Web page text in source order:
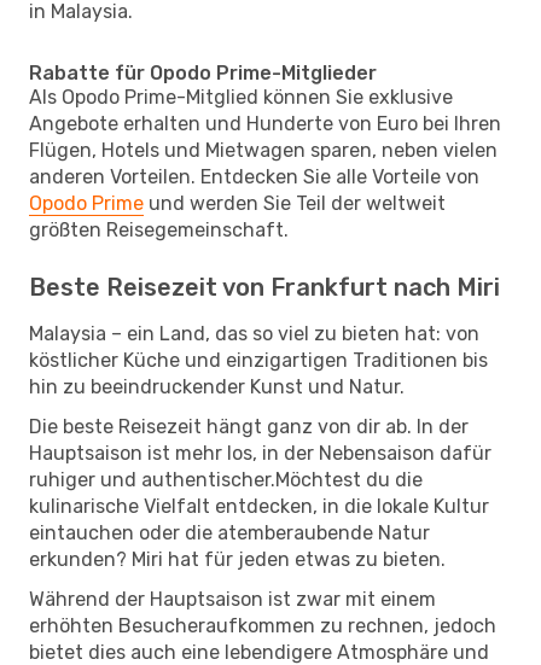
in Malaysia.
Rabatte für Opodo Prime-Mitglieder
Als Opodo Prime-Mitglied können Sie exklusive
Angebote erhalten und Hunderte von Euro bei Ihren
Flügen, Hotels und Mietwagen sparen, neben vielen
anderen Vorteilen. Entdecken Sie alle Vorteile von
Opodo Prime und werden Sie Teil der weltweit
größten Reisegemeinschaft.
Beste Reisezeit von Frankfurt nach Miri
Malaysia – ein Land, das so viel zu bieten hat: von
köstlicher Küche und einzigartigen Traditionen bis
hin zu beeindruckender Kunst und Natur.
Die beste Reisezeit hängt ganz von dir ab. In der
Hauptsaison ist mehr los, in der Nebensaison dafür
ruhiger und authentischer.Möchtest du die
kulinarische Vielfalt entdecken, in die lokale Kultur
eintauchen oder die atemberaubende Natur
erkunden? Miri hat für jeden etwas zu bieten.
Während der Hauptsaison ist zwar mit einem
erhöhten Besucheraufkommen zu rechnen, jedoch
bietet dies auch eine lebendigere Atmosphäre und